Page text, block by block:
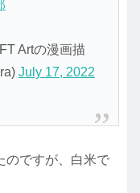
Artの漫画描
July 17, 2022
のですが、白米で